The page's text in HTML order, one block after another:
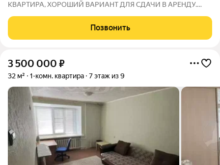
КВАРТИРА, ХОРОШИЙ ВАРИАНТ ДЛЯ СДАЧИ В АРЕНДУ.
Удобное расположение транспортной развязки, детская
площадка, в шаговой доступности школа, садики, гимназия,
Позвонить
3 500 000 ₽
32 м² 1-комн. квартира 7 этаж из 9